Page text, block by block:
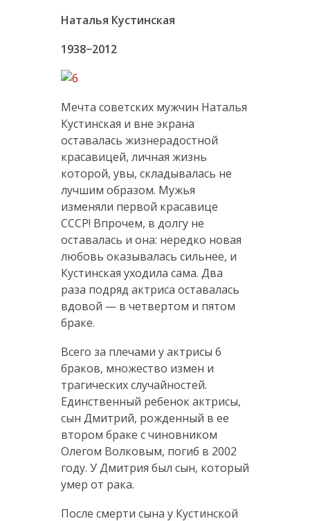
Наталья Кустинская
1938−2012
Мечта советских мужчин Наталья
Кустинская и вне экрана
оставалась жизнерадостной
красавицей, личная жизнь
которой, увы, складывалась не
лучшим образом. Мужья
изменяли первой красавице
СССР! Впрочем, в долгу не
оставалась и она: нередко новая
любовь оказывалась сильнее, и
Кустинская уходила сама. Два
раза подряд актриса оставалась
вдовой — в четвертом и пятом
браке.
Всего за плечами у актрисы 6
браков, множество измен и
трагических случайностей.
Единственный ребенок актрисы,
сын Дмитрий, рожденный в ее
втором браке с чиновником
Олегом Волковым, погиб в 2002
году. У Дмитрия был сын, который
умер от рака.
После смерти сына у Кустинской